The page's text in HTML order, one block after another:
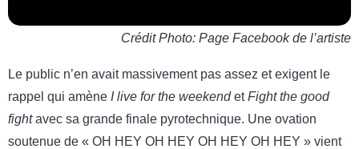
Crédit Photo: Page Facebook de l’artiste
Le public n’en avait massivement pas assez et exigent le
rappel qui amène I live for the weekendetFight the good
fightavec sa grande finale pyrotechnique. Une ovation
soutenue de « OH HEY OH HEY OH HEY OH HEY » vient